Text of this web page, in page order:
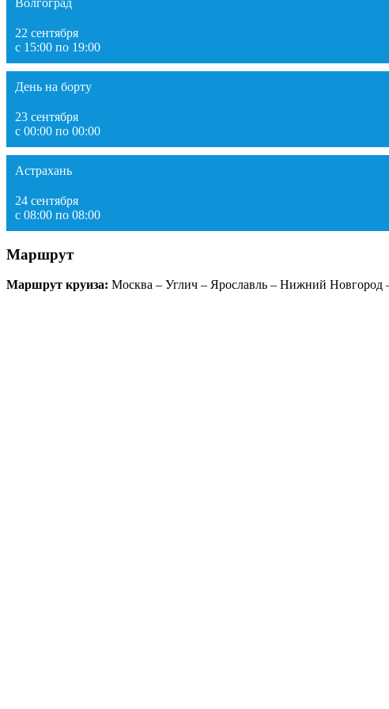
Волгоград
22 сентября
с 15:00 по 19:00
День на борту
23 сентября
с 00:00 по 00:00
Астрахань
24 сентября
с 08:00 по 08:00
Маршрут
Маршрут круиза: Москва – Углич – Ярославль – Нижний Новгород